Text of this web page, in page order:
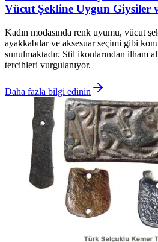
Vücut Şekline Uygun Giysiler
Kadın modasında renk uyumu, vücut
ayakkabılar ve aksesuar seçimi gibi
sunulmaktadır. Stil ikonlarından ilham
tercihleri vurgulanıyor.
Daha fazla bilgi edinin